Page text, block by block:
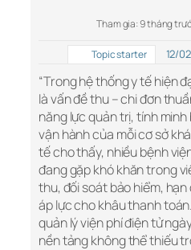
Tham gia: 9 tháng
Topic starter 12/
“Trong hệ thống y tế hiện
là vấn đề thu – chi đơn
năng lực quản trị, tính
vận hành của mỗi cơ sở
tế cho thấy, nhiều bệnh
đang gặp khó khăn trong
thu, đối soát bảo hiểm,
áp lực cho khâu thanh
quản lý viện phí điện tử
nền tảng không thể thiếu